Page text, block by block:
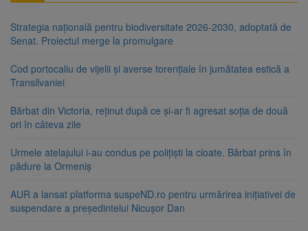
Strategia națională pentru biodiversitate 2026-2030, adoptată de
Senat. Proiectul merge la promulgare
Cod portocaliu de vijelii și averse torențiale în jumătatea estică a
Transilvaniei
Bărbat din Victoria, reținut după ce și-ar fi agresat soția de două
ori în câteva zile
Urmele atelajului i-au condus pe polițiști la cioate. Bărbat prins în
pădure la Ormeniș
AUR a lansat platforma suspeND.ro pentru urmărirea inițiativei de
suspendare a președintelui Nicușor Dan